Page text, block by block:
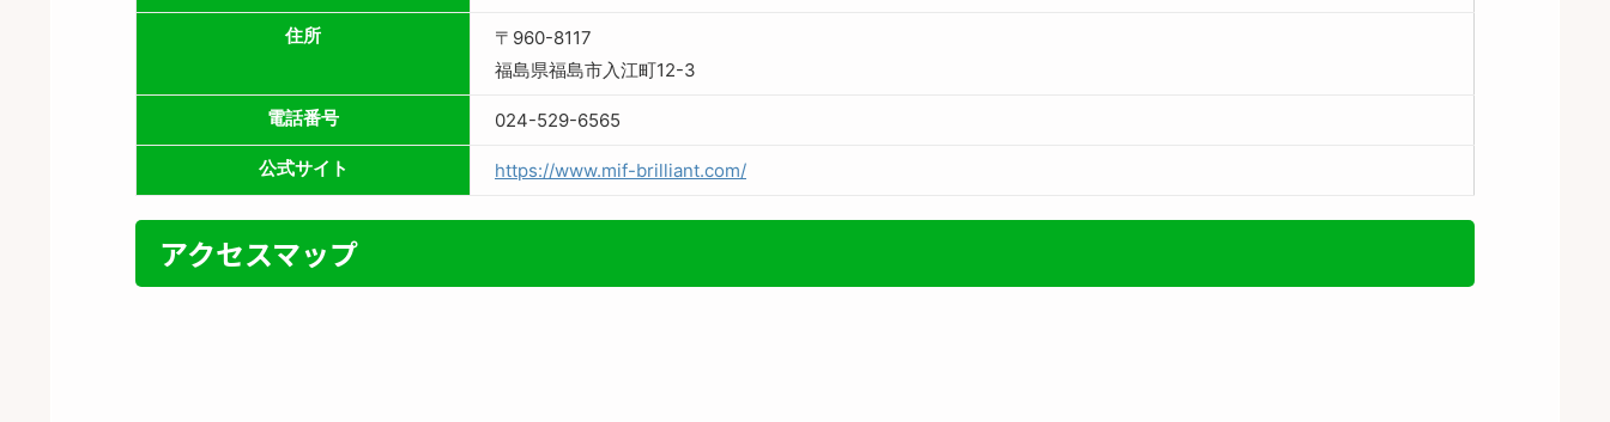
住所
〒960-8117
福島県福島市入江町12-3
電話番号 024-529-6565
公式サイト https://www.mif-brilliant.com/
アクセスマップ